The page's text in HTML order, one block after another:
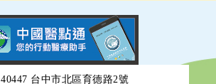
40447 台中市北區育德路2號